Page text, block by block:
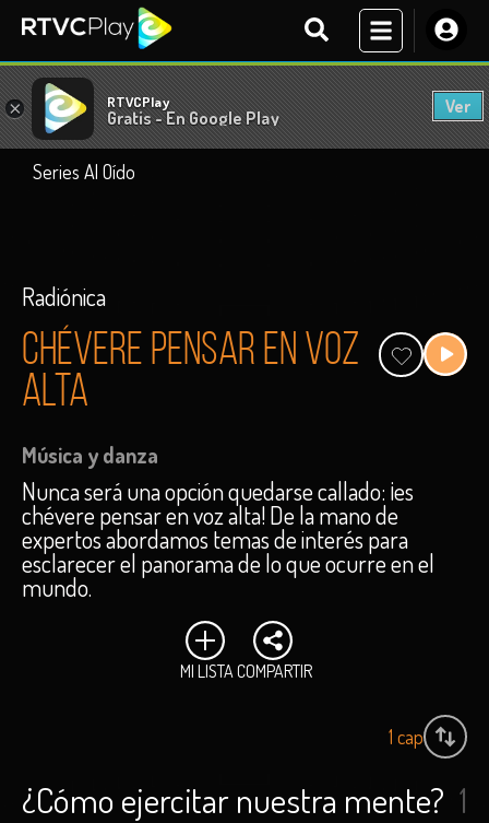
× RTVCPlay
Gratis - En Google Play
Ver
Series Al Oído
Radiónica
Chévere pensar en voz
alta
Música y danza
Nunca será una opción quedarse callado: ¡es
chévere pensar en voz alta! De la mano de
expertos abordamos temas de interés para
esclarecer el panorama de lo que ocurre en el
mundo.
MI LISTACOMPARTIR
1 cap
¿Cómo ejercitar nuestra mente? 1